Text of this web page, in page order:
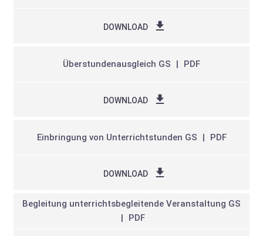
DOWNLOAD
Überstundenausgleich GS PDF
DOWNLOAD
Einbringung von Unterrichtstunden GS PDF
DOWNLOAD
Begleitung unterrichtsbegleitende Veranstaltung GS
PDF